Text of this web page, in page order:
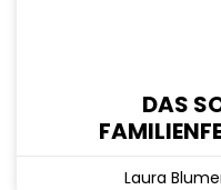
DAS
Laura